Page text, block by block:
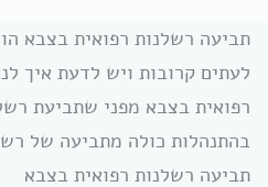
תביעה רשלנות רפואית בצבא
לעתים קרובות ויש לדעת איך
רפואית בצבא מפני שתביעת
בהתנהלות כולה מתביעה של
תביעה רשלנות רפואית בצבא